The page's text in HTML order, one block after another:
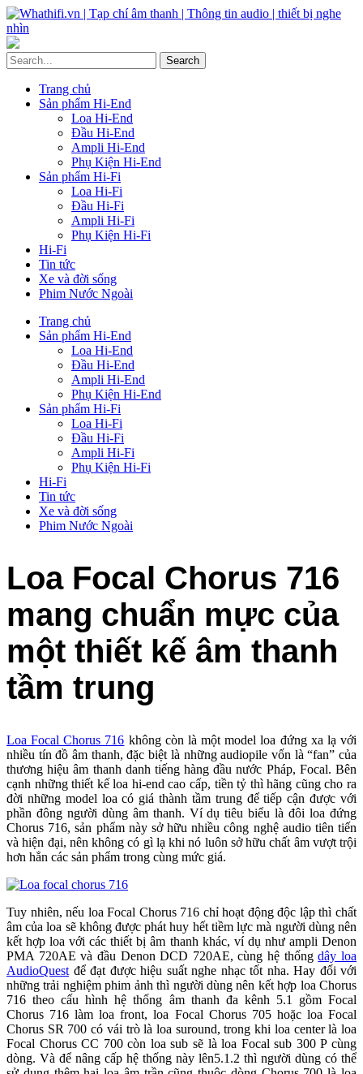
Trang chủ
Sản phẩm Hi-End
Loa Hi-End
Đầu Hi-End
Ampli Hi-End
Phụ Kiện Hi-End
Sản phẩm Hi-Fi
Loa Hi-Fi
Đầu Hi-Fi
Ampli Hi-Fi
Phụ Kiện Hi-Fi
Hi-Fi
Tin tức
Xe và đời sống
Phim Nước Ngoài
Trang chủ
Sản phẩm Hi-End
Loa Hi-End
Đầu Hi-End
Ampli Hi-End
Phụ Kiện Hi-End
Sản phẩm Hi-Fi
Loa Hi-Fi
Đầu Hi-Fi
Ampli Hi-Fi
Phụ Kiện Hi-Fi
Hi-Fi
Tin tức
Xe và đời sống
Phim Nước Ngoài
Loa Focal Chorus 716
mang chuẩn mực của
một thiết kế âm thanh
tầm trung
Loa Focal Chorus 716 không còn là một model loa đứng xa lạ với
nhiều tín đồ âm thanh, đặc biệt là những audiopile vốn là “fan” của
thương hiệu âm thanh danh tiếng hàng đầu nước Pháp, Focal. Bên
cạnh những thiết kế loa hi-end cao cấp, tiền tỷ thì hãng cũng cho ra
đời những model loa có giá thành tầm trung để tiếp cận được với
phần đông người dùng âm thanh. Ví dụ tiêu biểu là đôi loa đứng
Chorus 716, sản phẩm này sở hữu nhiều công nghệ audio tiên tiến
và hiện đại, nên không có gì lạ khi nó luôn sở hữu chất âm vượt trội
hơn hẳn các sản phẩm trong cùng mức giá.
Tuy nhiên, nếu loa Focal Chorus 716 chỉ hoạt động độc lập thì chất
âm của loa sẽ không được phát huy hết tiềm lực mà người dùng nên
kết hợp loa với các thiết bị âm thanh khác, ví dụ như ampli Denon
PMA 720AE và đầu Denon DCD 720AE, cùng hệ thốngdây loa
AudioQuest để đạt được hiệu suất nghe nhạc tốt nha. Hay đối với
những trải nghiệm phim ảnh thì người dùng nên kết hợp loa Chorus
716 theo cấu hình hệ thống âm thanh đa kênh 5.1 gồm Focal
Chorus 716 làm loa front, loa Focal Chorus 705 hoặc loa Focal
Chorus SR 700 có vái trò là loa suround, trong khi loa center là loa
Focal Chorus CC 700 còn loa sub sẽ là loa Focal sub 300 P cùng
dòng. Và để nâng cấp hệ thống này lên5.1.2 thì người dùng có thể